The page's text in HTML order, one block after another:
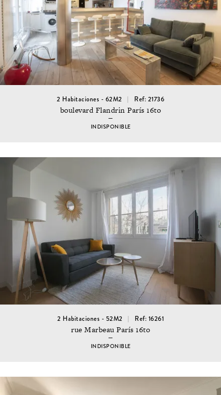
2 Habitaciones - 62M2 Ref: 21736
boulevard Flandrin París 16to
INDISPONIBLE
2 Habitaciones - 52M2 Ref: 16261
rue Marbeau París 16to
INDISPONIBLE